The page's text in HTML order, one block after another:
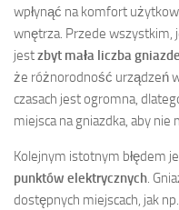
wpłynąć na komfort
wnętrza. Przede wszystkim,
jestzbyt mała liczba
że różnorodność urządzeń
czasach jest ogromna,
miejsca na gniazdka, aby nie
Kolejnym istotnym błędem
punktów elektrycznych.
dostępnych miejscach, jak